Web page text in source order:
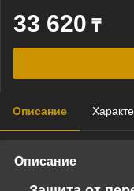
33 620 ₸
Описание
Описание